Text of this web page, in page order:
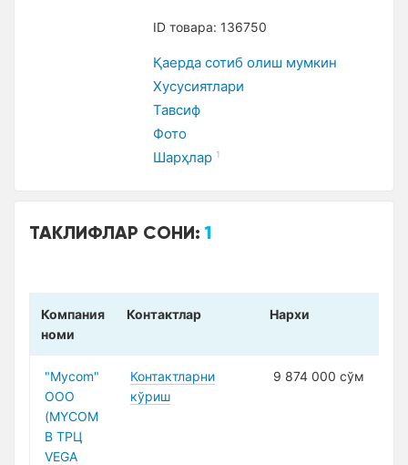
ID товара: 136750
Қаерда сотиб олиш мумкин
Xусусиятлари
Тавсиф
Фото
Шарҳлар 1
ТАКЛИФЛАР СОНИ:1
Компания
номи
Контактлар Нарxи
"Mycom"
ООО
(MYCOM
В ТРЦ
VEGA
Контактларни
кўриш
9 874 000 сўм